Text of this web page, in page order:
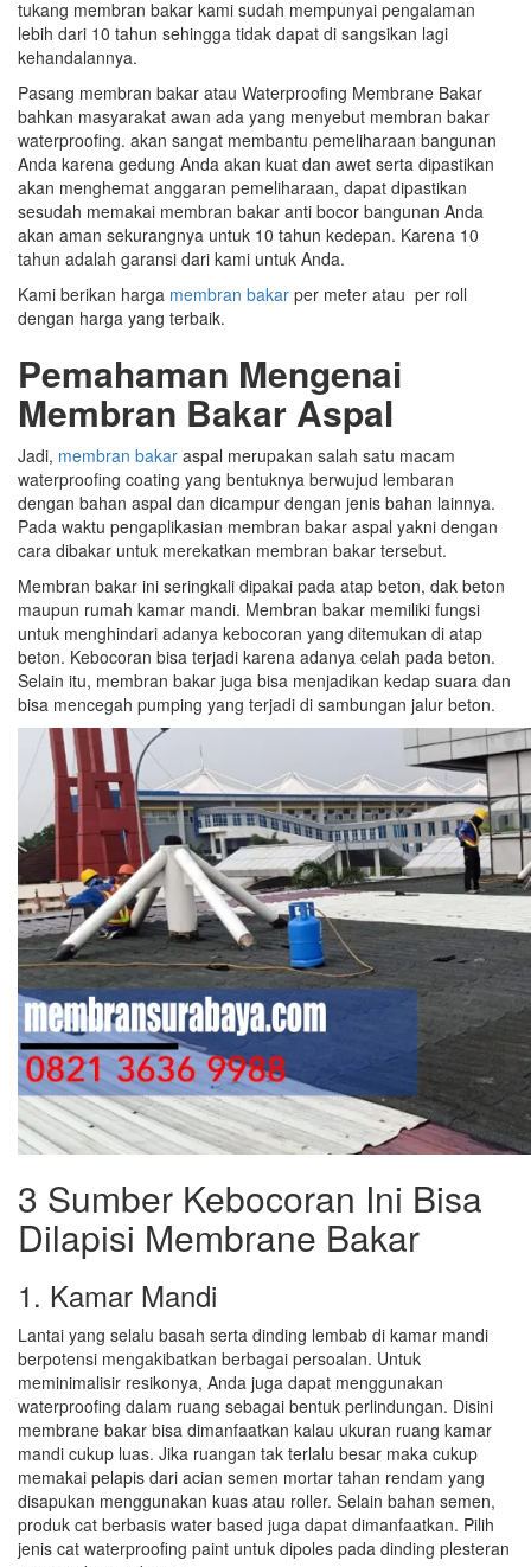
tukang membran bakar kami sudah mempunyai pengalaman
lebih dari 10 tahun sehingga tidak dapat di sangsikan lagi
kehandalannya.
Pasang membran bakar atau Waterproofing Membrane Bakar
bahkan masyarakat awan ada yang menyebut membran bakar
waterproofing. akan sangat membantu pemeliharaan bangunan
Anda karena gedung Anda akan kuat dan awet serta dipastikan
akan menghemat anggaran pemeliharaan, dapat dipastikan
sesudah memakai membran bakar anti bocor bangunan Anda
akan aman sekurangnya untuk 10 tahun kedepan. Karena 10
tahun adalah garansi dari kami untuk Anda.
Kami berikan harga membran bakar per meter atau per roll
dengan harga yang terbaik.
Pemahaman Mengenai
Membran Bakar Aspal
Jadi, membran bakar aspal merupakan salah satu macam
waterproofing coating yang bentuknya berwujud lembaran
dengan bahan aspal dan dicampur dengan jenis bahan lainnya.
Pada waktu pengaplikasian membran bakar aspal yakni dengan
cara dibakar untuk merekatkan membran bakar tersebut.
Membran bakar ini seringkali dipakai pada atap beton, dak beton
maupun rumah kamar mandi. Membran bakar memiliki fungsi
untuk menghindari adanya kebocoran yang ditemukan di atap
beton. Kebocoran bisa terjadi karena adanya celah pada beton.
Selain itu, membran bakar juga bisa menjadikan kedap suara dan
bisa mencegah pumping yang terjadi di sambungan jalur beton.
3 Sumber Kebocoran Ini Bisa
Dilapisi Membrane Bakar
1. Kamar Mandi
Lantai yang selalu basah serta dinding lembab di kamar mandi
berpotensi mengakibatkan berbagai persoalan. Untuk
meminimalisir resikonya, Anda juga dapat menggunakan
waterproofing dalam ruang sebagai bentuk perlindungan. Disini
membrane bakar bisa dimanfaatkan kalau ukuran ruang kamar
mandi cukup luas. Jika ruangan tak terlalu besar maka cukup
memakai pelapis dari acian semen mortar tahan rendam yang
disapukan menggunakan kuas atau roller. Selain bahan semen,
produk cat berbasis water based juga dapat dimanfaatkan. Pilih
jenis cat waterproofing paint untuk dipoles pada dinding plesteran